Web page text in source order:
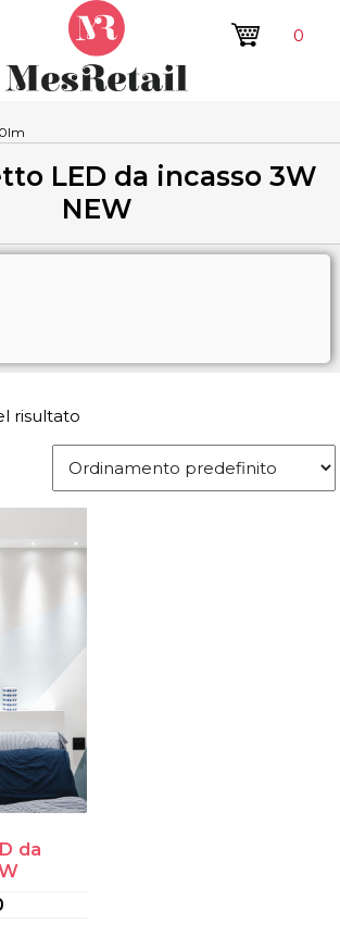
0
LED da incasso 3W
NEW
risultato
da